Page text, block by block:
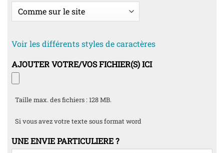
Voir les différents styles de caractères
AJOUTER VOTRE/VOS FICHIER(S) ICI
Taille max. des fichiers : 128 MB.
Si vous avez votre texte sous format word
UNE ENVIE PARTICULIERE ?